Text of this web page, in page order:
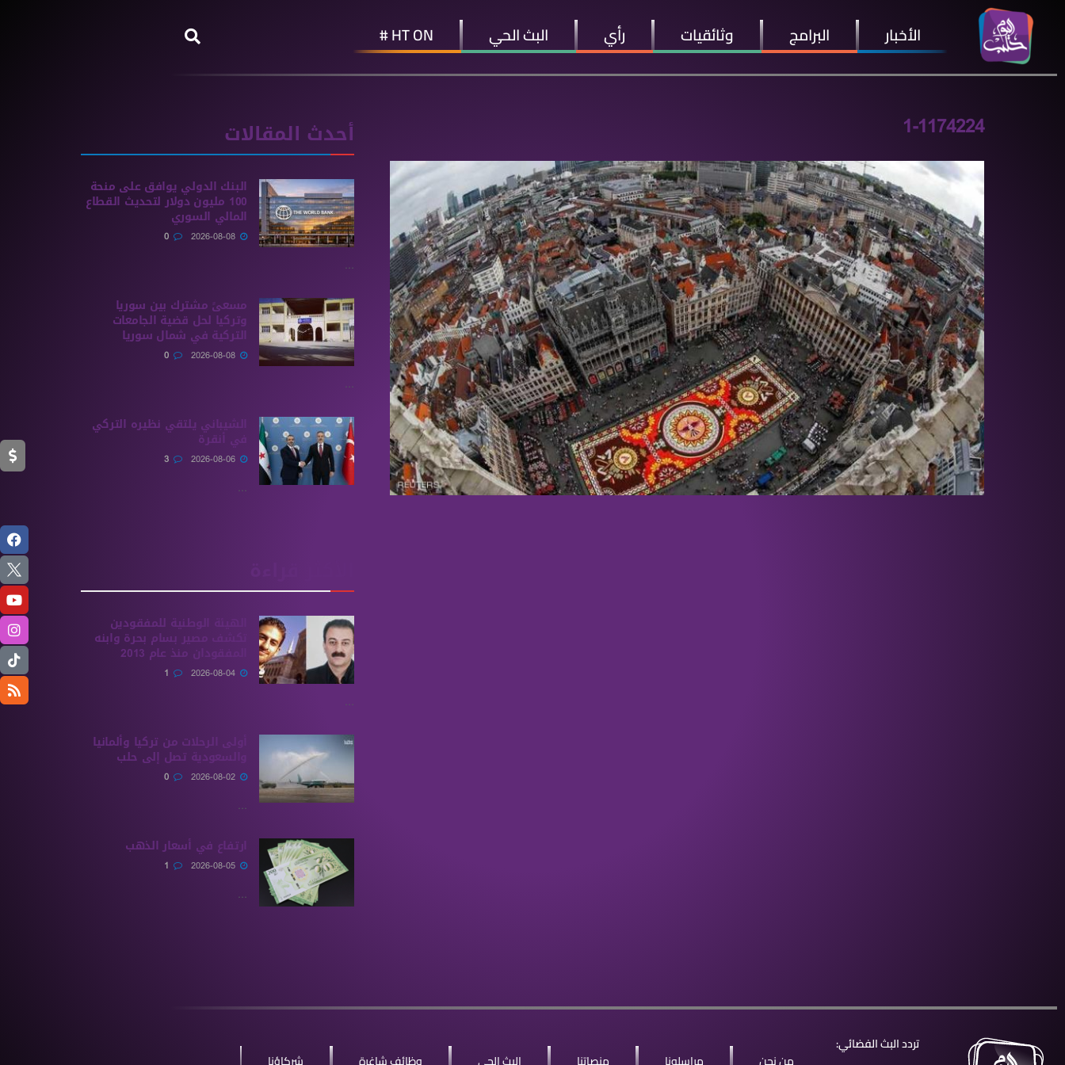
الأخبار البرامج وثائقيات رأي البث الحي HT ON #
1-1174224 أحدث المقالات
البنك الدولي يوافق على منحة
100 مليون دولار لتحديث القطاع
المالي السوري
...
مسعىً مشترك بين سوريا
وتركيا لحل قضية الجامعات
التركية في شمال سوريا
...
الشيباني يلتقي نظيره التركي
في أنقرة
...
الهيئة الوطنية للمفقودين
تكشف مصير بسام بحرة وابنه
المفقودان منذ عام 2013
...
أولى الرحلات من ‏تركيا وألمانيا
والسعودية تصل إلى حلب
...
ارتفاع في أسعار الذهب
...
تردد البث الفضائي: